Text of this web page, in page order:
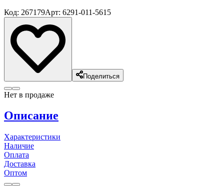
Код: 267179Арт: 6291-011-5615
Поделиться
Нет в продаже
Описание
Характеристики
Наличие
Оплата
Доставка
Оптом